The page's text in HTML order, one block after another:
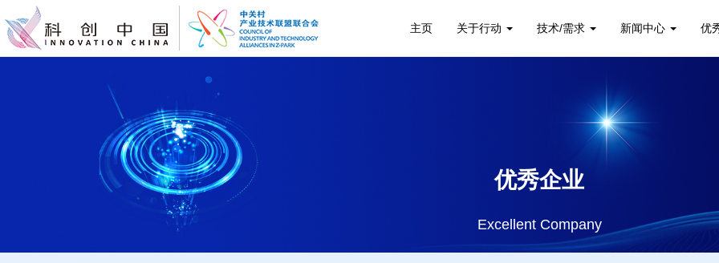
主页 关于行动 技术/需求 新闻中心 优
优秀企业
Excellent Company